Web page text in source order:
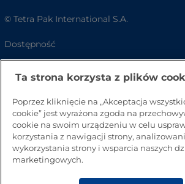
© Tetra Pak International S.A.
Dostępność
Ta strona korzysta z plików
Poprzez kliknięcie na „Akceptacja
cookie” jest wyrażona zgoda na
cookie na swoim urządzeniu w celu
korzystania z nawigacji strony,
wykorzystania strony i wsparcia naszych
marketingowych.